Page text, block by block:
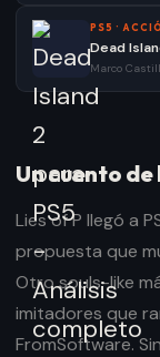
Un cuento
Lies of P llegó a
propuesta que
Otro souls-like
imitadores que
FromSoftware.
PS5 ·
Dead
Marco